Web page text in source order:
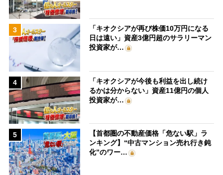
3
「キオクシアが再び株価10万円になる
日は遠い」資産3億円超のサラリーマン
投資家が…
4
「キオクシアが今後も利益を出し続け
るかは分からない」資産11億円の個人
投資家が…
5
【首都圏の不動産価格「危ない駅」ラ
ンキング】“中古マンション売れ行き鈍
化”のワー…